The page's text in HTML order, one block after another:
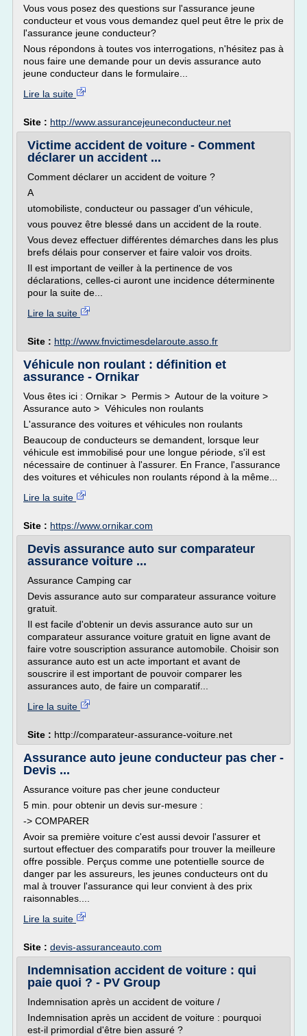
Vous vous posez des questions sur l'assurance jeune
conducteur et vous vous demandez quel peut être le prix de
l'assurance jeune conducteur?
Nous répondons à toutes vos interrogations, n'hésitez pas à
nous faire une demande pour un devis assurance auto
jeune conducteur dans le formulaire...
Lire la suite
Site : http://www.assurancejeuneconducteur.net
Victime accident de voiture - Comment
déclarer un accident ...
Comment déclarer un accident de voiture ?
A
utomobiliste, conducteur ou passager d'un véhicule,
vous pouvez être blessé dans un accident de la route.
Vous devez effectuer différentes démarches dans les plus
brefs délais pour conserver et faire valoir vos droits.
Il est important de veiller à la pertinence de vos
déclarations, celles-ci auront une incidence déterminente
pour la suite de...
Lire la suite
Site : http://www.fnvictimesdelaroute.asso.fr
Véhicule non roulant : définition et
assurance - Ornikar
Vous êtes ici : Ornikar > Permis > Autour de la voiture >
Assurance auto > Véhicules non roulants
L'assurance des voitures et véhicules non roulants
Beaucoup de conducteurs se demandent, lorsque leur
véhicule est immobilisé pour une longue période, s'il est
nécessaire de continuer à l'assurer. En France, l'assurance
des voitures et véhicules non roulants répond à la même...
Lire la suite
Site : https://www.ornikar.com
Devis assurance auto sur comparateur
assurance voiture ...
Assurance Camping car
Devis assurance auto sur comparateur assurance voiture
gratuit.
Il est facile d'obtenir un devis assurance auto sur un
comparateur assurance voiture gratuit en ligne avant de
faire votre souscription assurance automobile. Choisir son
assurance auto est un acte important et avant de
souscrire il est important de pouvoir comparer les
assurances auto, de faire un comparatif...
Lire la suite
Site : http://comparateur-assurance-voiture.net
Assurance auto jeune conducteur pas cher -
Devis ...
Assurance voiture pas cher jeune conducteur
5 min. pour obtenir un devis sur-mesure :
-> COMPARER
Avoir sa première voiture c'est aussi devoir l'assurer et
surtout effectuer des comparatifs pour trouver la meilleure
offre possible. Perçus comme une potentielle source de
danger par les assureurs, les jeunes conducteurs ont du
mal à trouver l'assurance qui leur convient à des prix
raisonnables....
Lire la suite
Site : devis-assuranceauto.com
Indemnisation accident de voiture : qui
paie quoi ? - PV Group
Indemnisation après un accident de voiture /
Indemnisation après un accident de voiture : pourquoi
est-il primordial d'être bien assuré ?